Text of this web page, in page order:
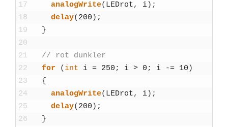
17
18
19
20
21
22
23
24
25
26
ana­log­Wri­te( LEDrot, i) ;
delay( 200 ) ;
}
// rot dunk­ler
for
( int i = 250 ; i > 0 ; i -= 10 )
{
ana­log­Wri­te( LEDrot, i) ;
delay( 200 ) ;
}